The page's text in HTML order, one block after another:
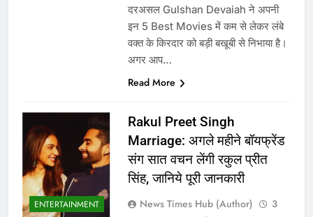
दरअसल Gulshan Devaiah ने अपनी
इन 5 Best Movies में कम से लेकर लंबे
वक्त के किरदार को बड़ी बखूबी से निभाया है।
अगर आप…
Read More
ENTERTAINMENT
Rakul Preet Singh
Marriage: अगले महीने बॉयफ्रेंड
संग सात वचन लेंगी रकुल प्रीत
सिंह, जानिये पूरी जानकारी
News Times Hub (Author)
3